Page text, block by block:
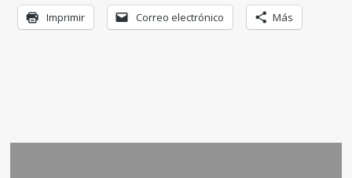
Imprimir Correo electrónico Más